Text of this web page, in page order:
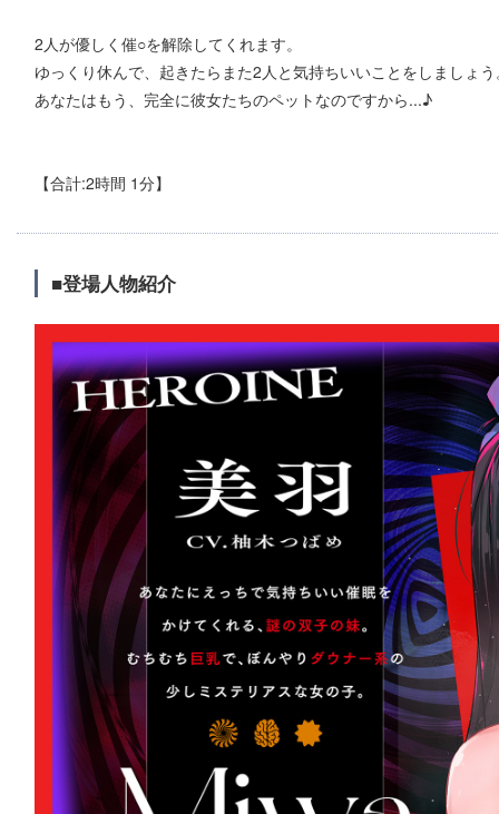
2人が優しく催○を解除してくれます。
ゆっくり休んで、起きたらまた2人と気持ちいいことをしましょ
あなたはもう、完全に彼女たちのペットなのですから...♪
【合計:2時間 1分】
■登場人物紹介